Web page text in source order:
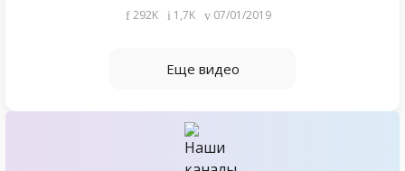
292K 1,7K 07/01/2019
Еще видео